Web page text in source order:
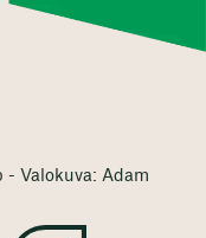
Valokuva: Adam